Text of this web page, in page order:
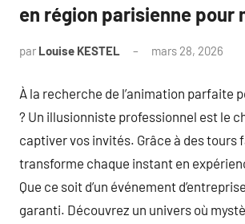
en région parisienne pour
par Louise KESTEL mars 28, 2026
À la recherche de l’animation parfaite
? Un illusionniste professionnel est le
captiver vos invités. Grâce à des tours
transforme chaque instant en
Que ce soit d’un événement
garanti. Découvrez un univers où